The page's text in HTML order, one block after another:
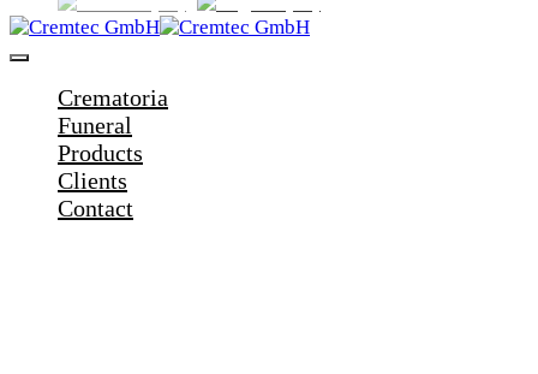
Crematoria
Funeral
Products
Clients
Contact